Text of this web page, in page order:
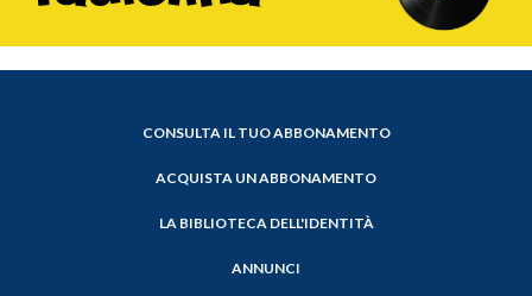
CONSULTA IL TUO ABBONAMENTO
ACQUISTA UN ABBONAMENTO
LA BIBLIOTECA DELL'IDENTITÀ
ANNUNCI